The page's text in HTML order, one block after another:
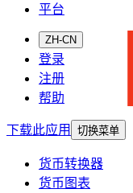
平台
ZH-CN
登录
注册
帮助
下载此应用
切换菜单
货币转换器
货币图表